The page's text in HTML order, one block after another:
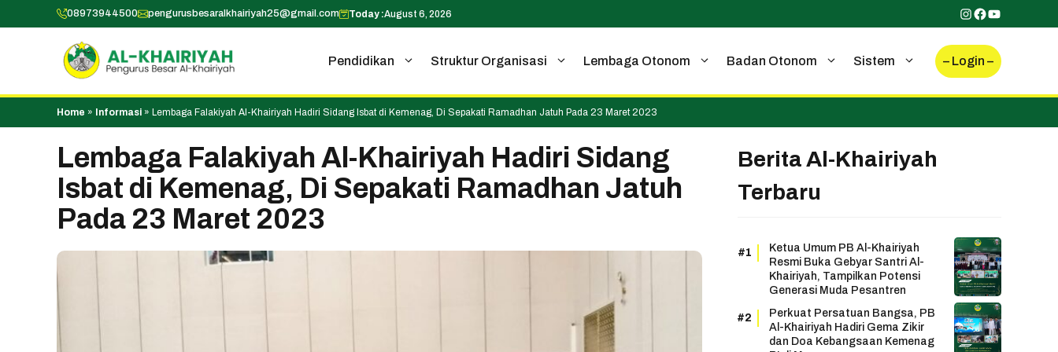
to
08973944500 pengurusbesaralkhairiyah25@gmail.com Today :August 6, 2026 Instagram
Facebook
YouTube
Pendidikan Struktur Organisasi Lembaga Otonom Badan Otonom Sistem – Login –
Home » Informasi » Lembaga Falakiyah Al-Khairiyah Hadiri Sidang Isbat di Kemenag, Di Sepakati Ramadhan Jatuh Pada 23 Maret 2023
Lembaga Falakiyah Al-Khairiyah Hadiri Sidang
Isbat di Kemenag, Di Sepakati Ramadhan Jatuh
Pada 23 Maret 2023
Berita Al-Khairiyah
Terbaru
Ketua Umum PB Al-Khairiyah
Resmi Buka Gebyar Santri Al-
Khairiyah, Tampilkan Potensi
Generasi Muda Pesantren
Perkuat Persatuan Bangsa, PB
Al-Khairiyah Hadiri Gema Zikir
dan Doa Kebangsaan Kemenag